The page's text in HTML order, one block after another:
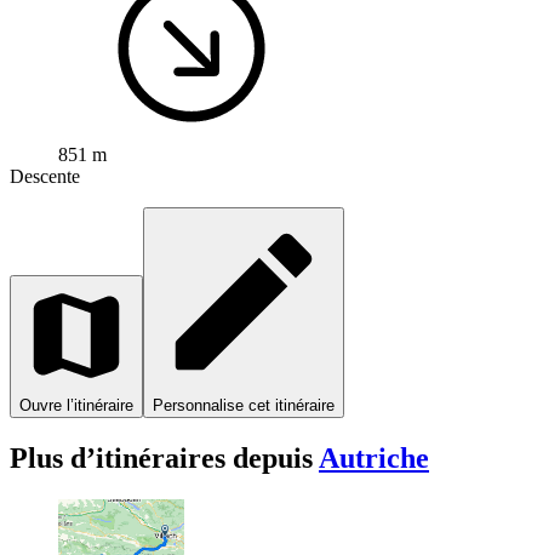
851 m
Descente
Ouvre l’itinéraire Personnalise cet itinéraire
Plus d’itinéraires depuis Autriche